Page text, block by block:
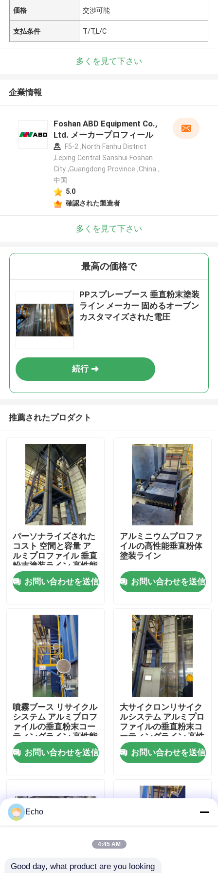
折り返しご連絡いたします！
家
プロダクト
VRショー
私達について
工場旅行
品質管理
引用を要求しなさい
縦の粉のコーティング ライン
価格 交渉可能
支払条件 T/T,L/C
多くを見て下さい
企業情報
Foshan ABD Equipment Co.,
Ltd. メーカープロフィール
F5-2 ,North Fanhu District
,Leping Central Sanshui Foshan
City ,Guangdong Province ,China ,
中国
5.0
確認された製造者
多くを見て下さい
最高の価格で
PPスプレーブース 垂直粉末塗装
ライン メーカー 固めるオーブン
カスタマイズされた電圧
続行
推薦されたプロダクト
パーソナライズされた
コスト 空間と容量 ア
ルミプロファイル 垂直
粉末塗装ライン 高性能
お問い合わせを送信
アルミニウムプロファ
イルの高性能垂直粉体
塗装ライン
お問い合わせを送信
噴霧ブース リサイクル
システム アルミプロフ
ァイルの垂直粉末コー
ティングライン 高性能
お問い合わせを送信
大サイクロンリサイク
ルシステム アルミプロ
ファイルの垂直粉末コ
ーティングライン 高性
能
お問い合わせを送信
Echo
4:45 AM
Good day, what product are you looking